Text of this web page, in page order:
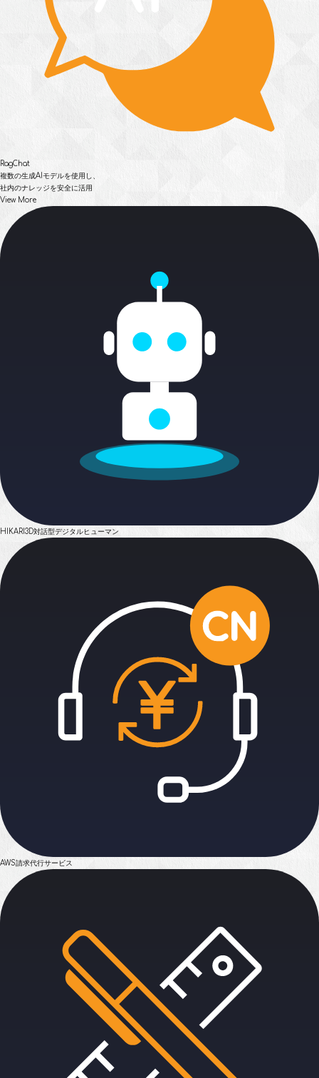
RagChat
複数の生成AIモデルを使用し、
社内のナレッジを安全に活用
View More
HIKARI 3D対話型デジタルヒューマン
AWS請求代行サービス